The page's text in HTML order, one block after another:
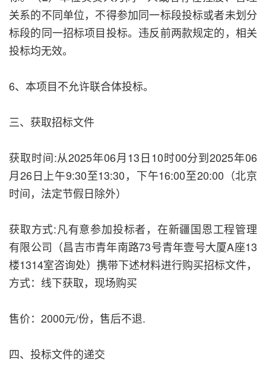
关系的不同单位，不得参加同一标段投标或者未划分
标段的同一招标项目投标。违反前两款规定的，相关
投标均无效。
6、本项目不允许联合体投标。
三、获取招标文件
获取时间:从2025年06月13日10时00分到2025年06
月26日上午9:30至13:30，下午16:00至20:00（北京
时间，法定节假日除外）
获取方式:凡有意参加投标者，在新疆国恩工程管理
有限公司（昌吉市青年南路73号青年壹号大厦A座13
楼1314室咨询处）携带下述材料进行购买招标文件，
方式：线下获取，现场购买
售价：2000元/份，售后不退.
四、投标文件的递交